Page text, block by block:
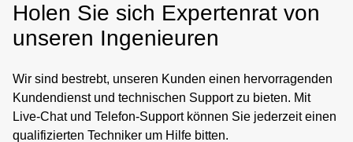
Holen Sie sich Expertenrat von
unseren Ingenieuren
Wir sind bestrebt, unseren Kunden einen hervorragenden
Kundendienst und technischen Support zu bieten. Mit
Live-Chat und Telefon-Support können Sie jederzeit einen
qualifizierten Techniker um Hilfe bitten.